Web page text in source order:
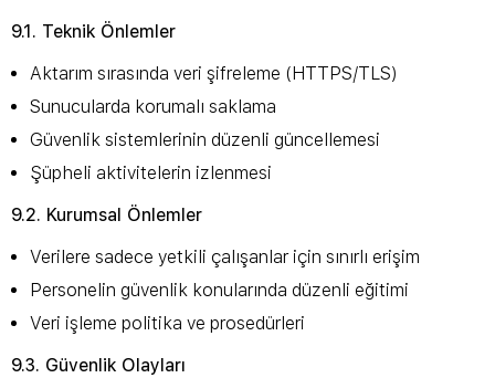
9.1. Teknik Önlemler
Aktarım sırasında veri şifreleme (HTTPS/TLS)
Sunucularda korumalı saklama
Güvenlik sistemlerinin düzenli güncellemesi
Şüpheli aktivitelerin izlenmesi
9.2. Kurumsal Önlemler
Verilere sadece yetkili çalışanlar için sınırlı erişim
Personelin güvenlik konularında düzenli eğitimi
Veri işleme politika ve prosedürleri
9.3. Güvenlik Olayları